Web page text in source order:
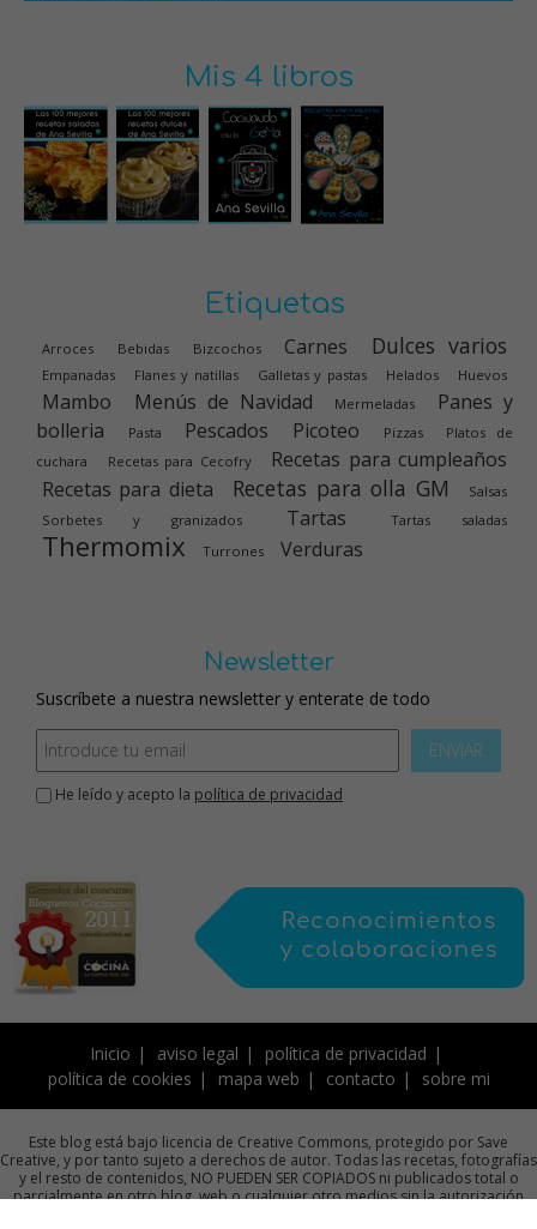
Mis 4 libros
Etiquetas
Arroces Bebidas Bizcochos Carnes Dulces varios
Empanadas Flanes y natillas Galletas y pastas Helados Huevos
Mambo Menús de Navidad Mermeladas
Panes y
bolleria
Pasta Pescados Picoteo Pizzas
Platos de
cuchara
Recetas para Cecofry
Recetas para cumpleaños
Recetas para dieta
Recetas para olla GM
Salsas
Sorbetes y granizados
Tartas Tartas saladas
Thermomix Turrones Verduras
Newsletter
Suscríbete a nuestra newsletter y enterate de todo
ENVIAR
He leído y acepto la política de privacidad
Inicio aviso legal
política de privacidad
política de cookies
mapa web contacto sobre mi
Este blog está bajo licencia de Creative Commons, protegido por Save
Creative, y por tanto sujeto a derechos de autor. Todas las recetas, fotografías
y el resto de contenidos, NO PUEDEN SER COPIADOS ni publicados total o
parcialmente en otro blog, web o cualquier otro medios sin la autorización